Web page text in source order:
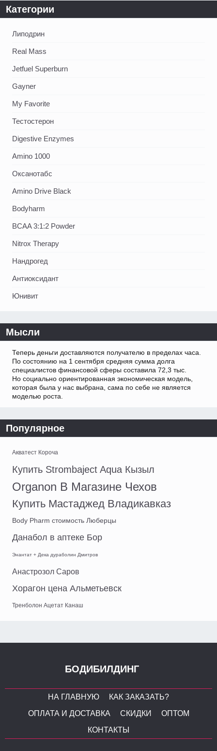
Категории
Липодрин
Real Mass
Jetfuel Superburn
Gayner
My Favorite
Тестостерон
Digestive Enzymes
Amino 1000
Оксанотабс
Amino Drive Black
Bodyharm
BCAA 3:1:2 Powder
Nitrox Therapy
Нандрогед
Антиоксидант
Юнивит
Мысли
Теперь деньги доставляются получателю в пределах часа.
По состоянию на 1 сентября средняя сумма долга
специалистов финансовой сферы составила 72,3 тыс.
Но социально ориентированная экономическая модель,
которая была у нас выбрана, сама по себе не является
моделью роста.
Популярное
Акватест Короча
Купить Strombaject Aqua Кызыл
Organon В Магазине Чехов
Купить Мастаджед Владикавказ
Body Pharm стоимость Люберцы
Данабол в аптеке Бор
Энантат + Дека дураболин Дмитров
Анастрозол Саров
Хорагон цена Альметьевск
Тренболон Ацетат Канаш
БОДИБИЛДИНГ
НА ГЛАВНУЮ
КАК ЗАКАЗАТЬ?
ОПЛАТА И ДОСТАВКА
СКИДКИ
ОПТОМ
КОНТАКТЫ